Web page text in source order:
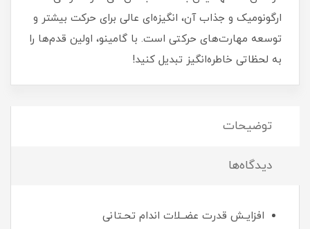
ارگونومیک و جذاب آن، انگیزه‌ای عالی برای حرکت بیشتر و
توسعه مهارت‌های حرکتی است. با گامینو، اولین قدم‌ها را
به لحظاتی خاطره‌انگیز تبدیل کنید!
توضیحات
دیدگاه‌ها
افزایـش قدرت عضــلات اندام تحـتانی